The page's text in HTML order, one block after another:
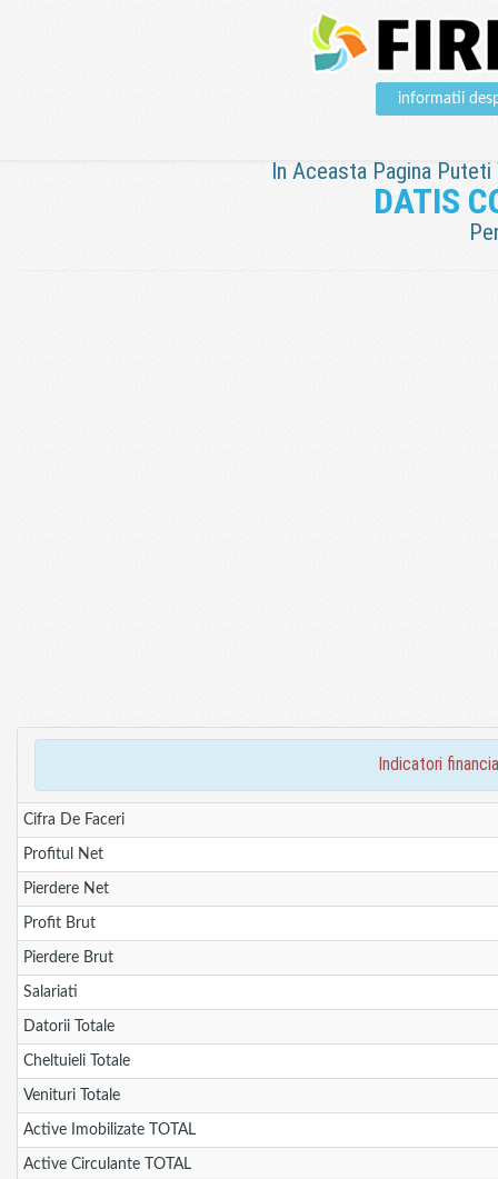
informatii
In Aceasta Pagina
DATIS
indicatori
Cifra De Faceri
Profitul Net
Pierdere Net
Profit Brut
Pierdere Brut
Salariati
Datorii Totale
Cheltuieli Totale
Venituri Totale
Active Imobilizate TOTAL
Active Circulante TOTAL